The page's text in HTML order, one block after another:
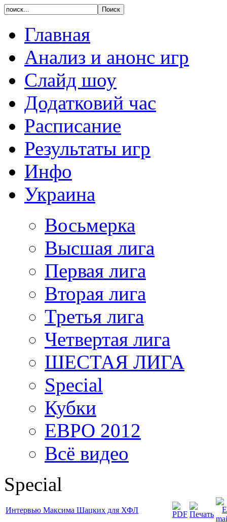
Главная
Анализ и анонс игр
Слайд шоу
Додатковий час
Расписание
Результаты игр
Инфо
Украина
Восьмерка
Высшая лига
Первая лига
Вторая лига
Третья лига
Четвертая лига
ШЕСТАЯ ЛИГА
Special
Кубки
ЕВРО 2012
Всё видео
Special
Интервью Максима Шацких для ХФЛ